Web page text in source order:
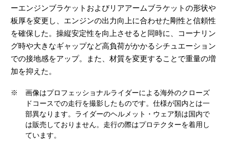
ーエンジンブラケットおよびリアアームブラケットの形状や
板厚を変更し、エンジンの出力向上に合わせた剛性と信頼性
を確保した。操縦安定性を向上させると同時に、コーナリン
グ時や大きなギャップなど高負荷がかかるシチュエーション
での接地感をアップ。また、材質を変更することで重量の増
加を抑えた。
※
画像はプロフェッショナルライダーによる海外のクローズ
ドコースでの走行を撮影したものです。仕様が国内とは一
部異なります。ライダーのヘルメット・ウェア類は国内で
は販売しておりません。走行の際はプロテクターを着用し
ています。